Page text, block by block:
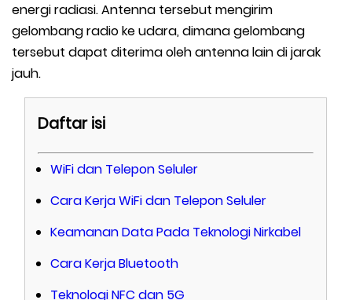
energi radiasi. Antenna tersebut mengirim
gelombang radio ke udara, dimana gelombang
tersebut dapat diterima oleh antenna lain di jarak
jauh.
Daftar isi
WiFi dan Telepon Seluler
Cara Kerja WiFi dan Telepon Seluler
Keamanan Data Pada Teknologi Nirkabel
Cara Kerja Bluetooth
Teknologi NFC dan 5G